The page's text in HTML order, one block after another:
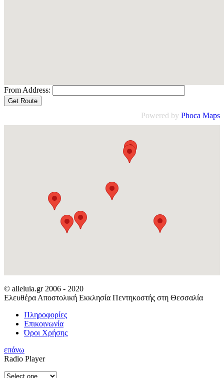
From Address:
Powered by Phoca Maps
© alleluia.gr 2006 - 2020
Ελευθέρα Αποστολική Εκκλησία Πεντηκοστής στη Θεσσαλία
Πληροφορίες
Επικοινωνία
Όροι Χρήσης
επάνω
Radio Player